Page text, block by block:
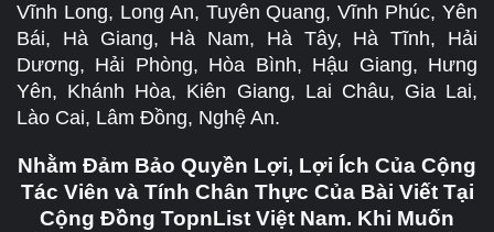
Vĩnh Long, Long An, Tuyên Quang, Vĩnh Phúc, Yên
Bái, Hà Giang, Hà Nam, Hà Tây, Hà Tĩnh, Hải
Dương, Hải Phòng, Hòa Bình, Hậu Giang, Hưng
Yên, Khánh Hòa, Kiên Giang, Lai Châu, Gia Lai,
Lào Cai, Lâm Đồng, Nghệ An.
Nhằm Đảm Bảo Quyền Lợi, Lợi Ích Của Cộng
Tác Viên và Tính Chân Thực Của Bài Viết Tại
Cộng Đồng TopnList Việt Nam. Khi Muốn